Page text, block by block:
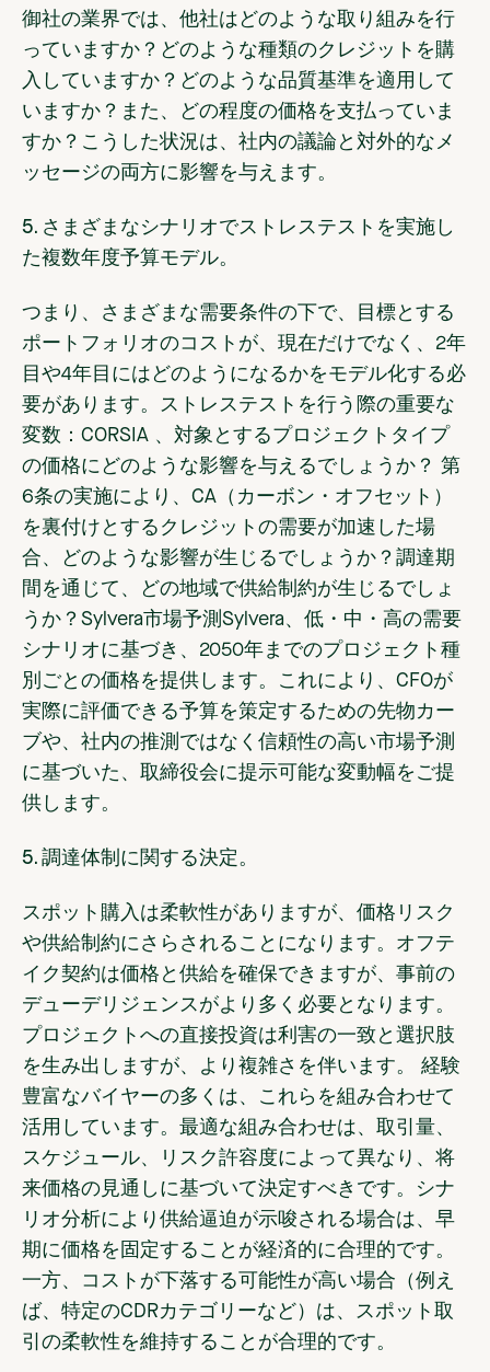
御社の業界では、他社はどのような取り組みを行
っていますか？どのような種類のクレジットを購
入していますか？どのような品質基準を適用して
いますか？また、どの程度の価格を支払っていま
すか？こうした状況は、社内の議論と対外的なメ
ッセージの両方に影響を与えます。
5. さまざまなシナリオでストレステストを実施し
た複数年度予算モデル。
つまり、さまざまな需要条件の下で、目標とする
ポートフォリオのコストが、現在だけでなく、2年
目や4年目にはどのようになるかをモデル化する必
要があります。ストレステストを行う際の重要な
変数：CORSIA 、対象とするプロジェクトタイプ
の価格にどのような影響を与えるでしょうか？ 第
6条の実施により、CA（カーボン・オフセット）
を裏付けとするクレジットの需要が加速した場
合、どのような影響が生じるでしょうか？調達期
間を通じて、どの地域で供給制約が生じるでしょ
うか？Sylvera市場予測Sylvera、低・中・高の需要
シナリオに基づき、2050年までのプロジェクト種
別ごとの価格を提供します。これにより、CFOが
実際に評価できる予算を策定するための先物カー
ブや、社内の推測ではなく信頼性の高い市場予測
に基づいた、取締役会に提示可能な変動幅をご提
供します。
5. 調達体制に関する決定。
スポット購入は柔軟性がありますが、価格リスク
や供給制約にさらされることになります。オフテ
イク契約は価格と供給を確保できますが、事前の
デューデリジェンスがより多く必要となります。
プロジェクトへの直接投資は利害の一致と選択肢
を生み出しますが、より複雑さを伴います。 経験
豊富なバイヤーの多くは、これらを組み合わせて
活用しています。最適な組み合わせは、取引量、
スケジュール、リスク許容度によって異なり、将
来価格の見通しに基づいて決定すべきです。シナ
リオ分析により供給逼迫が示唆される場合は、早
期に価格を固定することが経済的に合理的です。
一方、コストが下落する可能性が高い場合（例え
ば、特定のCDRカテゴリーなど）は、スポット取
引の柔軟性を維持することが合理的です。